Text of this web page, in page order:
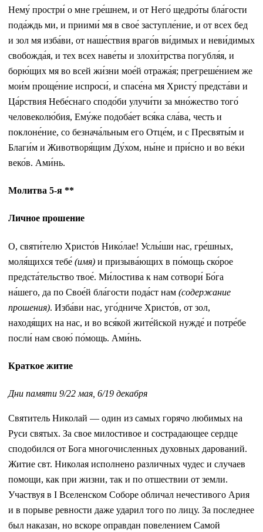
Нему́ простри́ о мне гре́шнем, и от Него́ щедро́ты бла́гости
пода́ждь ми, и приими́ мя в свое́ заступле́ние, и от всех бед
и зол мя изба́ви, от наше́ствия враго́в ви́димых и неви́димых
свобожда́я, и тех всех наве́ты и злохи́трства погубля́я, и
борю́щих мя во всей жи́зни мое́й отража́я; прегреше́нием же
мои́м проще́ние испроси́, и спасе́на мя Христу́ предста́ви и
Ца́рствия Небе́снаго сподо́би улучи́ти за мно́жество того́
человеколю́бия, Ему́же подоба́ет вся́ка сла́ва, честь и
поклоне́ние, со безнача́льным его Отце́м, и с Пресвяты́м и
Благи́м и Животворя́щим Ду́хом, ны́не и при́сно и во ве́ки
веко́в. Ами́нь.
Молитва 5-я **
Личное прошение
О, святи́телю Христо́в Нико́лае! Услы́ши нас, гре́шных,
моля́щихся тебе́ (имя) и призыва́ющих в по́мощь ско́рое
предста́тельство твое́. Ми́лостива к нам сотвори́ Бо́га
на́шего, да по Свое́й бла́гости пода́ст нам (содержание
прошения). Изба́ви нас, уго́дниче Христо́в, от зол,
находя́щих на нас, и во вся́кой жите́йской нужде́ и потре́бе
посли́ нам свою́ по́мощь. Ами́нь.
Краткое житие
Дни памяти 9/22 мая, 6/19 декабря
Святитель Николай — один из самых горячо любимых на
Руси святых. За свое милостивое и сострадающее сердце
сподобился от Бога многочисленных духовных дарований.
Житие свт. Николая исполнено различных чудес и случаев
помощи, как при жизни, так и по отшествии от земли.
Участвуя в I Вселенском Соборе обличал нечестивого Ария
и в порыве ревности даже ударил того по лицу. За последнее
был наказан, но вскоре оправдан повелением Самой